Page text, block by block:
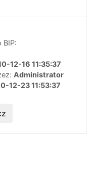
BIP:
12-16 11:35:37
Administrator
12-23 11:53:37